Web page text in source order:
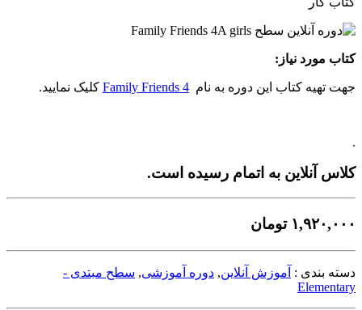
کتاب مورد نیاز:
جهت تهیه کتاب این دوره به نام Family Friends 4 کلیک نمایید.
.
کلاس آنلاین به اتمام رسیده است.
۱,۹۲۰,۰۰۰ تومان
دسته بندی : آموزش آنلاین, دوره آموزشی, سطح مبتدی -
Elementary